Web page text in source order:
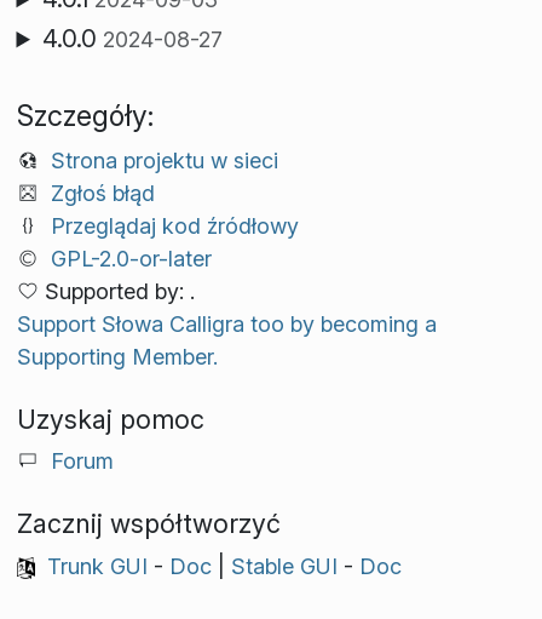
4.0.0 2024-08-27
Szczegóły:
Strona projektu w sieci
Zgłoś błąd
Przeglądaj kod źródłowy
GPL-2.0-or-later
Supported by: .
Support Słowa Calligra too by becoming a
Supporting Member.
Uzyskaj pomoc
Forum
Zacznij współtworzyć
Trunk GUI - Doc| Stable GUI - Doc